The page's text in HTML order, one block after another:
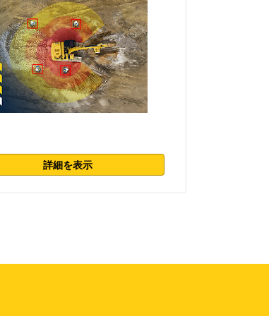
詳細を表示